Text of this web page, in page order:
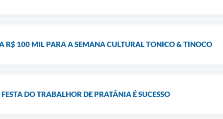
R$ 100 MIL PARA A SEMANA CULTURAL TONICO & TINOCO
DO TRABALHOR DE PRATÂNIA É SUCESSO